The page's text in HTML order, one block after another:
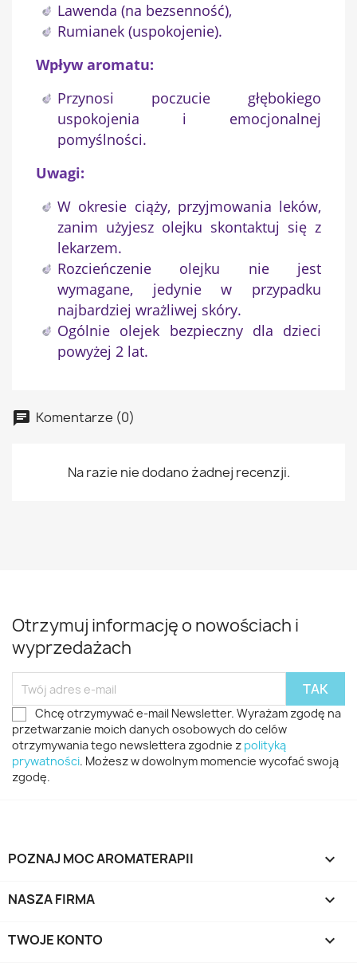
Lawenda (na bezsenność),
Rumianek (uspokojenie).
Wpływ aromatu:
Przynosi poczucie głębokiego
uspokojenia i emocjonalnej
pomyślności.
Uwagi:
W okresie ciąży, przyjmowania leków,
zanim użyjesz olejku skontaktuj się z
lekarzem.
Rozcieńczenie olejku nie jest
wymagane, jedynie w przypadku
najbardziej wrażliwej skóry.
Ogólnie olejek bezpieczny dla dzieci
powyżej 2 lat.
Komentarze (0)
Na razie nie dodano żadnej recenzji.
Otrzymuj informację o nowościach i
wyprzedażach
Chcę otrzymywać e-mail Newsletter. Wyrażam zgodę na
przetwarzanie moich danych osobowych do celów
otrzymywania tego newslettera zgodnie z polityką
prywatności. Możesz w dowolnym momencie wycofać swoją
zgodę.
POZNAJ MOC AROMATERAPII 
NASZA FIRMA 
TWOJE KONTO 